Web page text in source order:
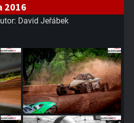
2016
David Jeřábek